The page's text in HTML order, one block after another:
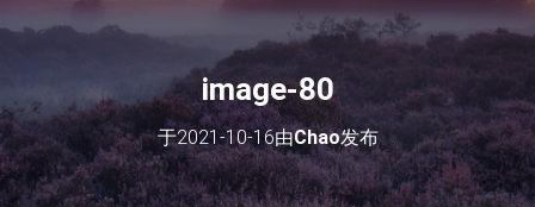
image-80
于2021-10-16由Chao发布